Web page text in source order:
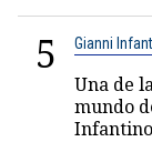
5 Gianni
Una de
mundo